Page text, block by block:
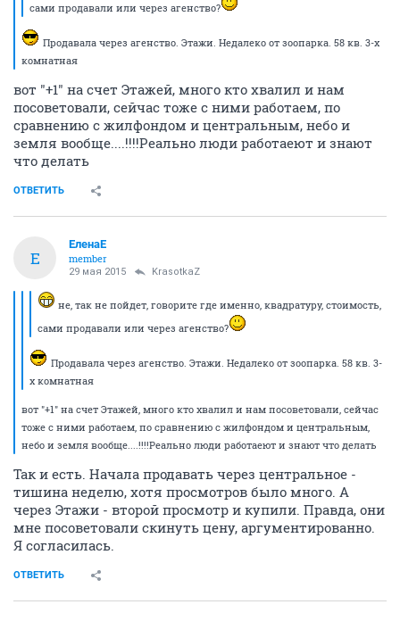
сами продавали или через агенство?
Продавала через агенство. Этажи. Недалеко от зоопарка. 58 кв. 3-х
комнатная
вот "+1" на счет Этажей, много кто хвалил и нам
посоветовали, сейчас тоже с ними работаем, по
сравнению с жилфондом и центральным, небо и
земля вообще....!!!!Реально люди работаеют и знают
что делать
ОТВЕТИТЬ
Е
ЕленаЕ
member
29 мая 2015 KrasotkaZ
не, так не пойдет, говорите где именно, квадратуру, стоимость,
сами продавали или через агенство?
Продавала через агенство. Этажи. Недалеко от зоопарка. 58 кв. 3-
х комнатная
вот "+1" на счет Этажей, много кто хвалил и нам посоветовали, сейчас
тоже с ними работаем, по сравнению с жилфондом и центральным,
небо и земля вообще....!!!!Реально люди работаеют и знают что делать
Так и есть. Начала продавать через центральное -
тишина неделю, хотя просмотров было много. А
через Этажи - второй просмотр и купили. Правда, они
мне посоветовали скинуть цену, аргументированно.
Я согласилась.
ОТВЕТИТЬ